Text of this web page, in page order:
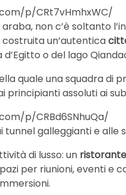
p/CRt7vHmhxWC/
araba, non c’è soltanto
un’autentica
o del lago
quale una squadra di
principianti assoluti ai
p/CRBd6SNhuQa/
tunnel galleggianti e
di lusso: un
per riunioni, eventi e